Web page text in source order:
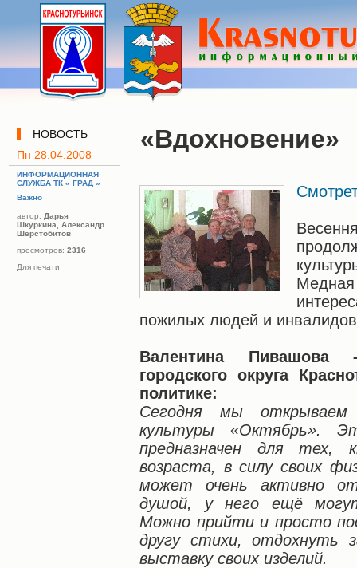
НОВОСТЬ
Пн 28.04.2008
ИНФОРМАЦИОННАЯ
СЛУЖБА ТК « ГРАД »
Важно
автор: Дарья
Шкуркина, Александр
Шерстобитов
просмотров: 2316
Для печати
«Вдохновение»
пожилых людей и
Валентина Пивашова
городского округа
политике:
Сегодня мы открываем
культуры «Октябрь».
предназначен для
возраста, в силу своих
может очень активно
душой, у него ещё
Можно прийти и просто
другу стихи, отдохнуть
выставку своих изделий.